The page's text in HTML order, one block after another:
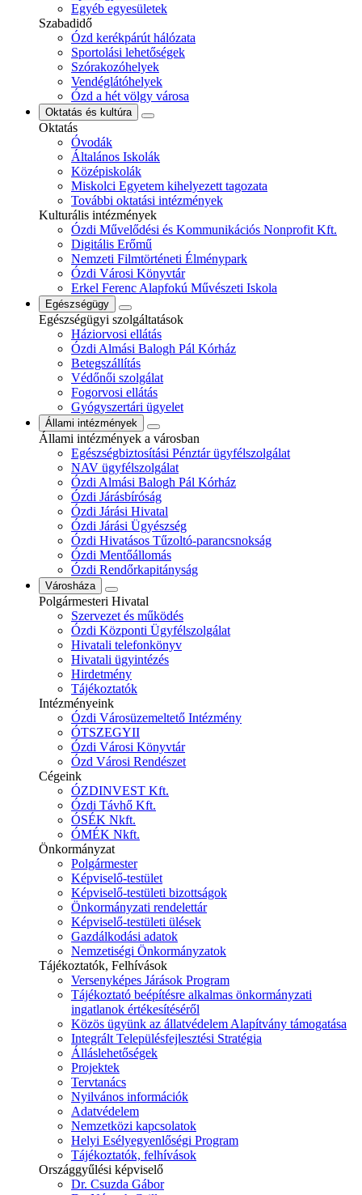
Egyéb egyesületek
Szabadidő
Ózd kerékpárút hálózata
Sportolási lehetőségek
Szórakozóhelyek
Vendéglátóhelyek
Ózd a hét völgy városa
Oktatás és kultúra
Oktatás
Óvodák
Általános Iskolák
Középiskolák
Miskolci Egyetem kihelyezett tagozata
További oktatási intézmények
Kulturális intézmények
Ózdi Művelődési és Kommunikációs Nonprofit Kft.
Digitális Erőmű
Nemzeti Filmtörténeti Élménypark
Ózdi Városi Könyvtár
Erkel Ferenc Alapfokú Művészeti Iskola
Egészségügy
Egészségügyi szolgáltatások
Háziorvosi ellátás
Ózdi Almási Balogh Pál Kórház
Betegszállítás
Védőnői szolgálat
Fogorvosi ellátás
Gyógyszertári ügyelet
Állami intézmények
Állami intézmények a városban
Egészségbiztosítási Pénztár ügyfélszolgálat
NAV ügyfélszolgálat
Ózdi Almási Balogh Pál Kórház
Ózdi Járásbíróság
Ózdi Járási Hivatal
Ózdi Járási Ügyészség
Ózdi Hivatásos Tűzoltó-parancsnokság
Ózdi Mentőállomás
Ózdi Rendőrkapitányság
Városháza
Polgármesteri Hivatal
Szervezet és működés
Ózdi Központi Ügyfélszolgálat
Hivatali telefonkönyv
Hivatali ügyintézés
Hirdetmény
Tájékoztatók
Intézményeink
Ózdi Városüzemeltető Intézmény
ÓTSZEGYII
Ózdi Városi Könyvtár
Ózd Városi Rendészet
Cégeink
ÓZDINVEST Kft.
Ózdi Távhő Kft.
ÓSÉK Nkft.
ÓMÉK Nkft.
Önkormányzat
Polgármester
Képviselő-testület
Képviselő-testületi bizottságok
Önkormányzati rendelettár
Képviselő-testületi ülések
Gazdálkodási adatok
Nemzetiségi Önkormányzatok
Tájékoztatók, Felhívások
Versenyképes Járások Program
Tájékoztató beépítésre alkalmas önkormányzati
ingatlanok értékesítéséről
Közös ügyünk az állatvédelem Alapítvány támogatása
Integrált Településfejlesztési Stratégia
Álláslehetőségek
Projektek
Tervtanács
Nyilvános információk
Adatvédelem
Nemzetközi kapcsolatok
Helyi Esélyegyenlőségi Program
Tájékoztatók, felhívások
Országgyűlési képviselő
Dr. Csuzda Gábor